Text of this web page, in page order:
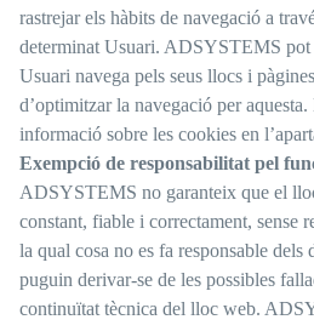
rastrejar els hàbits de navegació a
determinat Usuari. ADSYSTEMS
Usuari navega pels seus llocs i
d’optimitzar la navegació per
informació sobre les cookies en
Exempció de responsabilitat pel
ADSYSTEMS no garanteix que el
constant, fiable i correctament, sense
la qual cosa no es fa responsable dels
puguin derivar-se de les possibles
continuïtat tècnica del lloc web.